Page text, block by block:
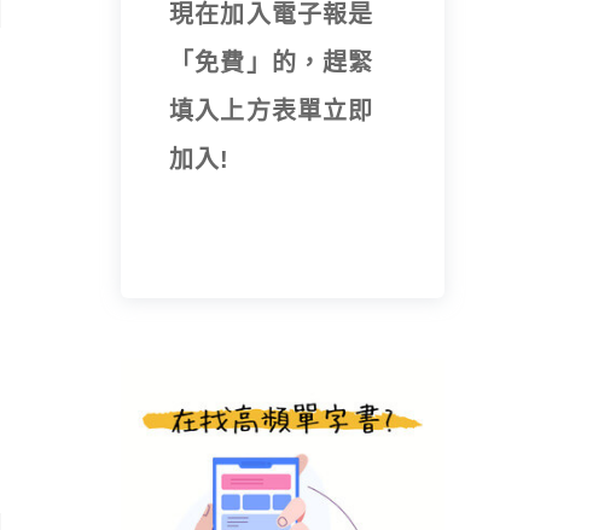
現在加入電子報是
「免費」的，趕緊
填入上方表單立即
加入!